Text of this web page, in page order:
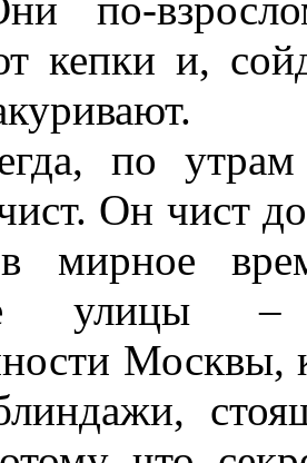
кепки и,
по
Он чист
мирное
улицы –
Москвы,